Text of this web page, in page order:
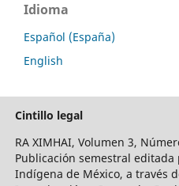
Idioma
Español (España)
English
Cintillo legal
RA XIMHAI, Volumen 3,
Publicación semestral
Indígena de México, a través